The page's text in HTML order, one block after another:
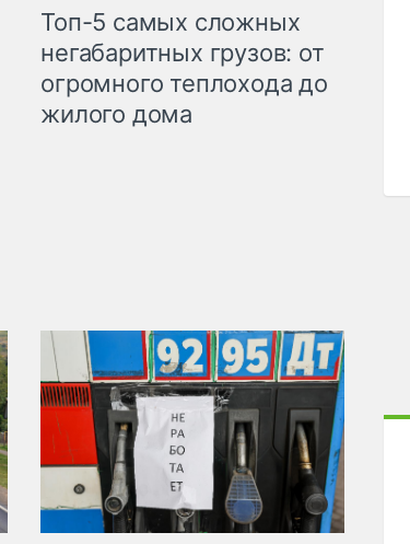
Топ-5 самых сложных
негабаритных грузов: от
огромного теплохода до
жилого дома